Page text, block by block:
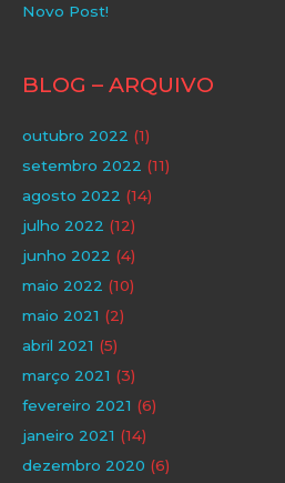
Novo Post!
BLOG – ARQUIVO
outubro 2022 (1)
setembro 2022 (11)
agosto 2022 (14)
julho 2022 (12)
junho 2022 (4)
maio 2022 (10)
maio 2021 (2)
abril 2021 (5)
março 2021 (3)
fevereiro 2021 (6)
janeiro 2021 (14)
dezembro 2020 (6)